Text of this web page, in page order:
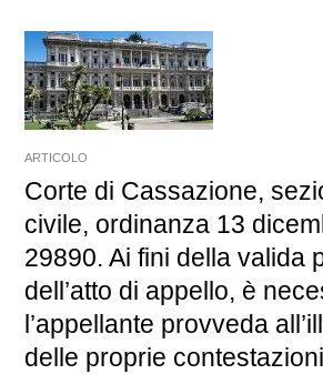
ARTICOLO
Corte di Cassazione,
civile, ordinanza 13
29890. Ai fini della valida
dell’atto di appello, è
l’appellante provveda
delle proprie